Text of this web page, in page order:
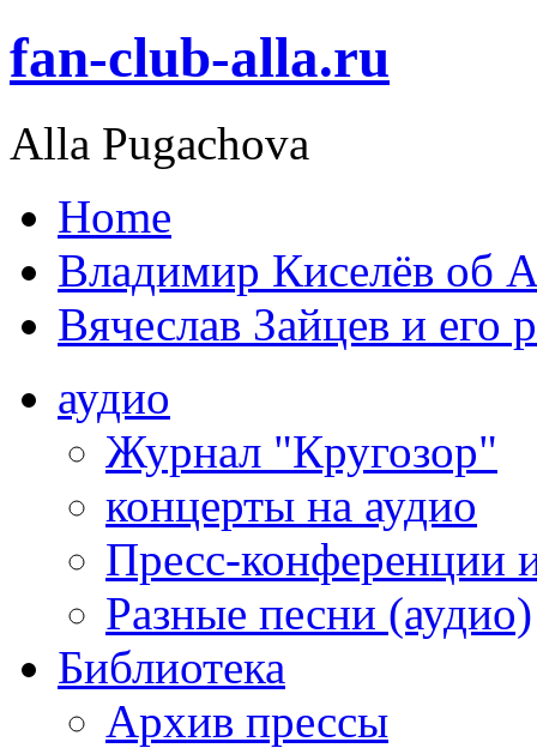
fan-club-alla.ru
Alla Pugachova
Home
Владимир Киселёв об
Вячеслав Зайцев и его
аудио
Журнал "Кругозор"
концерты на аудио
Пресс-конференции
Разные песни (аудио)
Библиотека
Архив прессы